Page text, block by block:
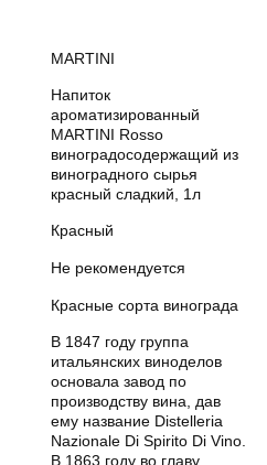
MARTINI
Напиток
ароматизированный
MARTINI Rosso
виноградосодержащий из
виноградного сырья
красный сладкий, 1л
Красный
Не рекомендуется
Красные сорта винограда
В 1847 году группа
итальянских виноделов
основала завод по
производству вина, дав
ему название Distelleria
Nazionale Di Spirito Di Vino.
В 1863 году во главу